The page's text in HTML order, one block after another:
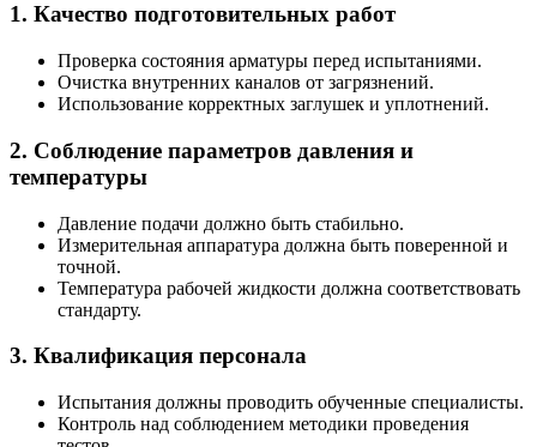
1. Качество подготовительных работ
Проверка состояния арматуры перед испытаниями.
Очистка внутренних каналов от загрязнений.
Использование корректных заглушек и уплотнений.
2. Соблюдение параметров давления и
температуры
Давление подачи должно быть стабильно.
Измерительная аппаратура должна быть поверенной и
точной.
Температура рабочей жидкости должна соответствовать
стандарту.
3. Квалификация персонала
Испытания должны проводить обученные специалисты.
Контроль над соблюдением методики проведения